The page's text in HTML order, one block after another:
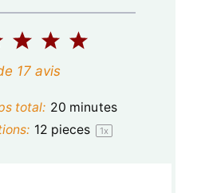
5
t
o
4
é
t
o
3
é
t
o
2
é
t
o
17 avis
total: 20 minutes
12 pieces 1x